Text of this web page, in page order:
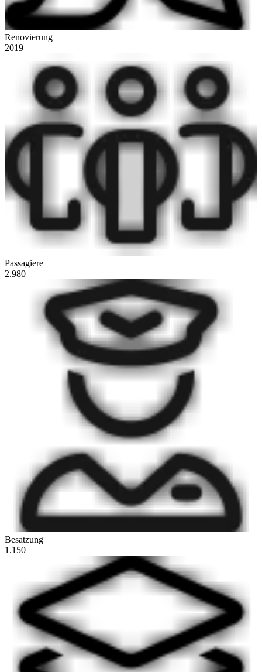
Renovierung
2019
Passagiere
2.980
Besatzung
1.150